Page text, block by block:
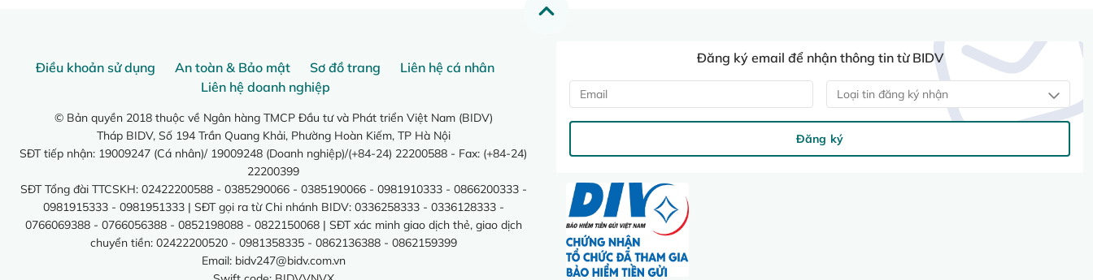
Điều khoản sử dụng An toàn & Bảo mật Sơ đồ trang
Liên hệ cá nhân
Liên hệ doanh nghiệp
© Bản quyền 2018 thuộc về Ngân hàng TMCP Đầu tư và Phát triển Việt Nam (BIDV)
Tháp BIDV, Số 194 Trần Quang Khải, Phường Hoàn Kiếm, TP Hà Nội
SĐT tiếp nhận: 19009247 (Cá nhân)/ 19009248 (Doanh nghiệp)/(+84-24) 22200588 - Fax: (+84-24)
22200399
SĐT Tổng đài TTCSKH: 02422200588 - 0385290066 - 0385190066 - 0981910333 - 0866200333 -
0981915333 - 0981951333 | SĐT gọi ra từ Chi nhánh BIDV: 0336258333 - 0336128333 -
0766069388 - 0766056388 - 0852198088 - 0822150068 | SĐT xác minh giao dịch thẻ, giao dịch
chuyển tiền: 02422200520 - 0981358335 - 0862136388 - 0862159399
Email: bidv247@bidv.com.vn
Đăng ký email để nhận thông tin từ BIDV
Loại tin đăng ký nhận
Đăng ký